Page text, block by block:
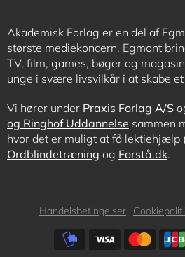
Akademisk Forlag er en del af
største mediekoncern. Egmont
TV, film, games, bøger og
unge i svære livsvilkår i at skabe
Vi hører under Praxis Forlag A/S
og Ringhof Uddannelse sammen
hvor det er muligt at få lektiehjælp
Ordblindetræning og Forstå.dk.
Subfooter
Handelsbetingelser
Subfooter
payment